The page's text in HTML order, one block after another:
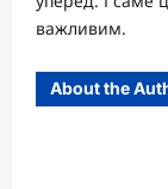
важливим.
About the